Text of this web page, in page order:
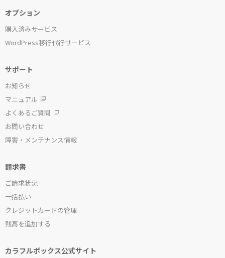
オプション
購入済みサービス
WordPress移行代行サービス
サポート
お知らせ
マニュアル
よくあるご質問
お問い合わせ
障害・メンテナンス情報
請求書
ご請求状況
一括払い
クレジットカードの管理
残高を追加する
カラフルボックス公式サイト